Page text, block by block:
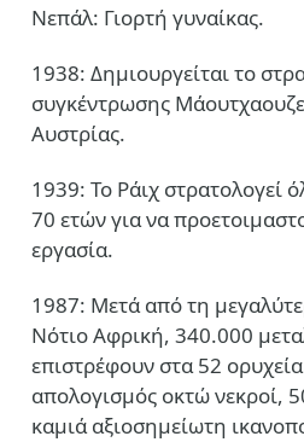
Νεπάλ: Γιορτή γυναίκας.
1938: Δημιουργείται το
συγκέντρωσης
Αυστρίας.
1939: Το Ράιχ στρατολογεί
70 ετών για να
εργασία.
1987: Μετά από τη
Νότιο Αφρική, 340.000
επιστρέφουν στα 52
απολογισμός οκτώ νεκροί,
καμιά αξιοσημείωτη